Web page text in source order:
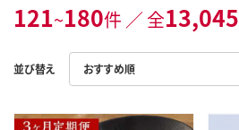
121~180件 ／ 全13,045
並び替え